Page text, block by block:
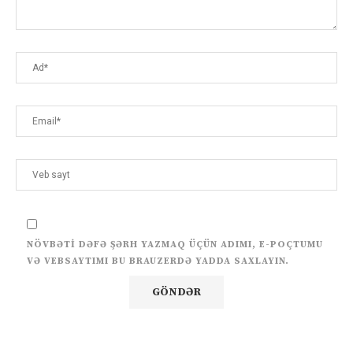
NÖVBƏTI DƏFƏ ŞƏRH YAZMAQ ÜÇÜN ADIMI, E-POÇTUMU
VƏ VEBSAYTIMI BU BRAUZERDƏ YADDA SAXLAYIN.